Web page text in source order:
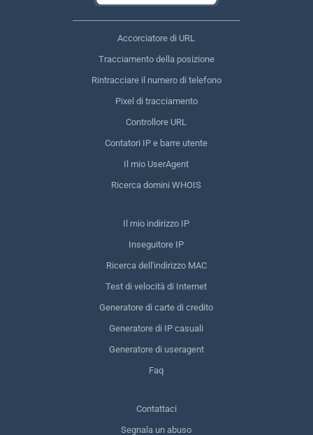
Accorciatore di URL
Tracciamento della posizione
Rintracciare il numero di telefono
Pixel di tracciamento
Controllore URL
Contatori IP e barre utente
Il mio UserAgent
Ricerca domini WHOIS
Il mio indirizzo IP
Inseguitore IP
Ricerca dell'indirizzo MAC
Test di velocità di Internet
Generatore di carte di credito
Generatore di IP casuali
Generatore di useragent
Faq
Contattaci
Segnala un abuso